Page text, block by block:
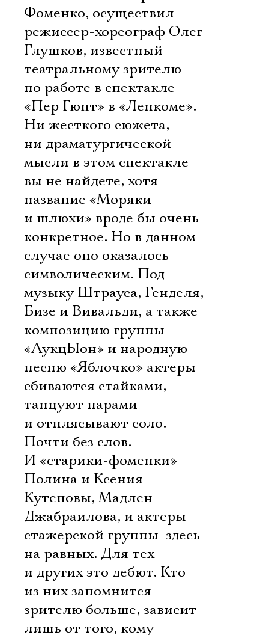
Фоменко, осуществил
режиссер-хореограф Олег
Глушков, известный
театральному зрителю
по работе в спектакле
«Пер Гюнт» в «Ленкоме».
Ни жесткого сюжета,
ни драматургической
мысли в этом спектакле
вы не найдете, хотя
название «Моряки
и шлюхи» вроде бы очень
конкретное. Но в данном
случае оно оказалось
символическим. Под
музыку Штрауса, Генделя,
Бизе и Вивальди, а также
композицию группы
«АукцЫон» и народную
песню «Яблочко» актеры
сбиваются стайками,
танцуют парами
и отплясывают соло.
Почти без слов.
И «старики-фоменки»
Полина и Ксения
Кутеповы, Мадлен
Джабраилова, и актеры
стажерской группы  здесь
на равных. Для тех
и других это дебют. Кто
из них запомнится
зрителю больше, зависит
лишь от того, кому